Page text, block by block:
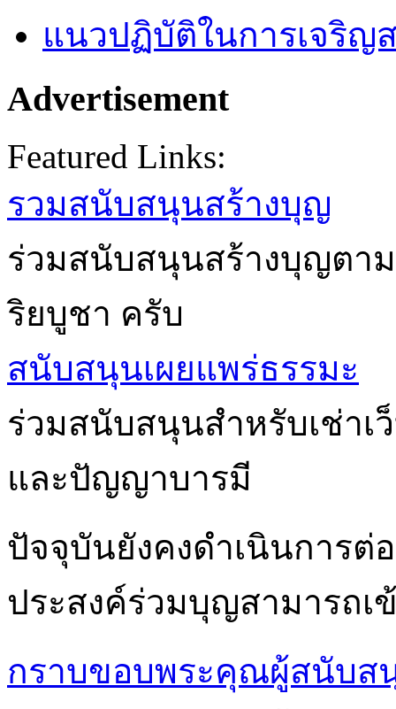
แนวปฏิบัติในการเจริญ
Advertisement
Featured Links:
รวมสนับสนุนสร้างบุญ
ร่วมสนับสนุนสร้างบุญตา
ริยบูชา ครับ
สนับสนุนเผยแพร่ธรรมะ
ร่วมสนับสนุนสำหรับเช่าเ
และปัญญาบารมี
ปัจจุบันยังคงดำเนินการต่
ประสงค์ร่วมบุญสามารถเ
กราบขอบพระคุณผู้สนับส